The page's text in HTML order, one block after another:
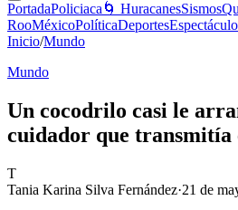
PortadaPoliciaca 🌀 HuracanesSismos
RooMéxicoPolíticaDeportes
Inicio/Mundo
Mundo
Un cocodrilo casi le
cuidador que transmitía
T
Tania Karina Silva Fernández·21 de